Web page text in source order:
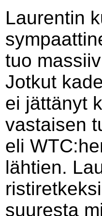
Laurentin
tuo
Jotkut
ei jättänyt
vastaisen
eli
lähtien.
suuresta